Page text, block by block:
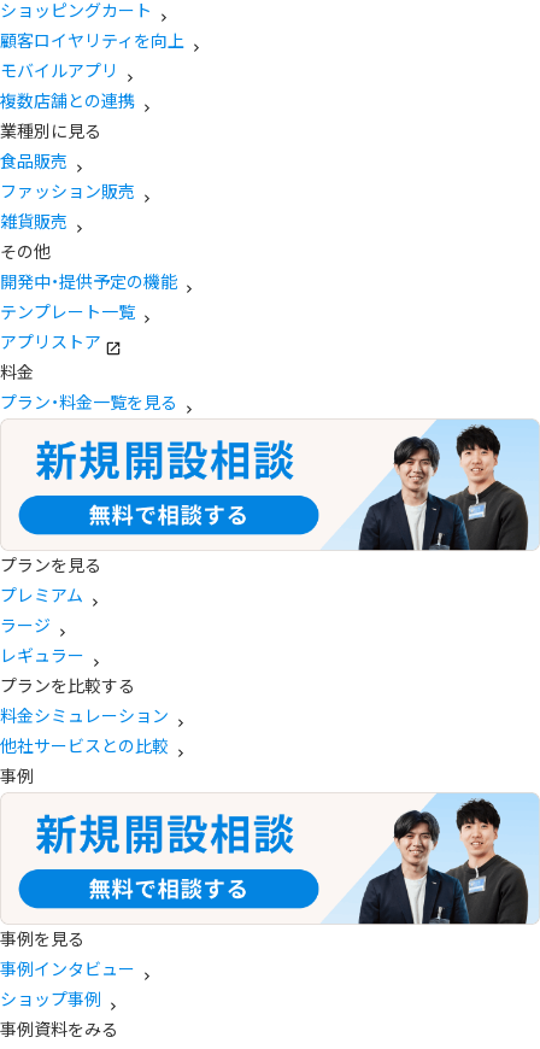
ショッピングカート
顧客ロイヤリティを向上
モバイルアプリ
複数店舗との連携
業種別に見る
食品販売
ファッション販売
雑貨販売
その他
開発中・提供予定の機能
テンプレート一覧
アプリストア
料金
プラン・料金一覧を見る
プランを見る
プレミアム
ラージ
レギュラー
プランを比較する
料金シミュレーション
他社サービスとの比較
事例
事例を見る
事例インタビュー
ショップ事例
事例資料をみる